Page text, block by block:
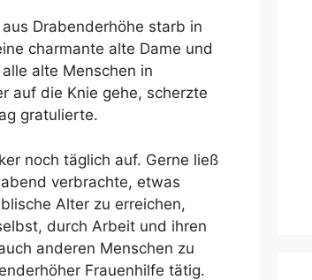
Drabenderhöhe starb in
charmante alte Dame und
alte Menschen in
auf die Knie gehe, scherzte
gratulierte.
noch täglich auf. Gerne ließ
verbrachte, etwas
Alter zu erreichen,
durch Arbeit und ihren
anderen Menschen zu
Frauenhilfe tätig.